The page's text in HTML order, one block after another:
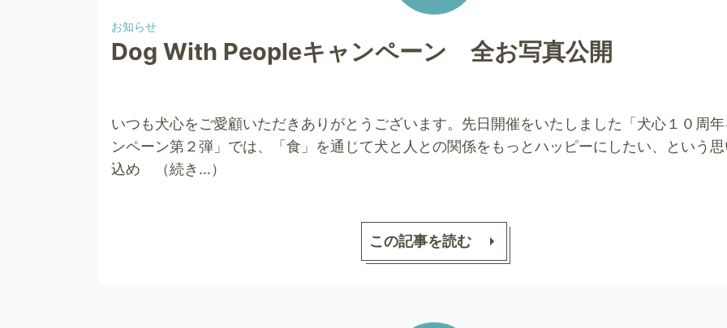
お知らせ
Dog With Peopleキャンペーン 全お写真公開
いつも犬心をご愛顧いただきありがとうございます。先日開催をいたしました「犬心１０周
ンペーン第２弾」では、「食」を通じて犬と人との関係をもっとハッピーにしたい、という
込め （続き…）
この記事を読む